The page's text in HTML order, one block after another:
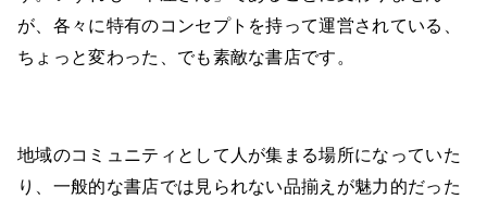
が、各々に特有のコンセプトを持って運営されている、
ちょっと変わった、でも素敵な書店です。
地域のコミュニティとして人が集まる場所になっていた
り、一般的な書店では見られない品揃えが魅力的だった